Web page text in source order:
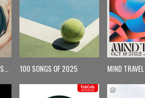
【月曜更新】Monday Spin 100 SONGS OF 2025 MIND TRAVEL